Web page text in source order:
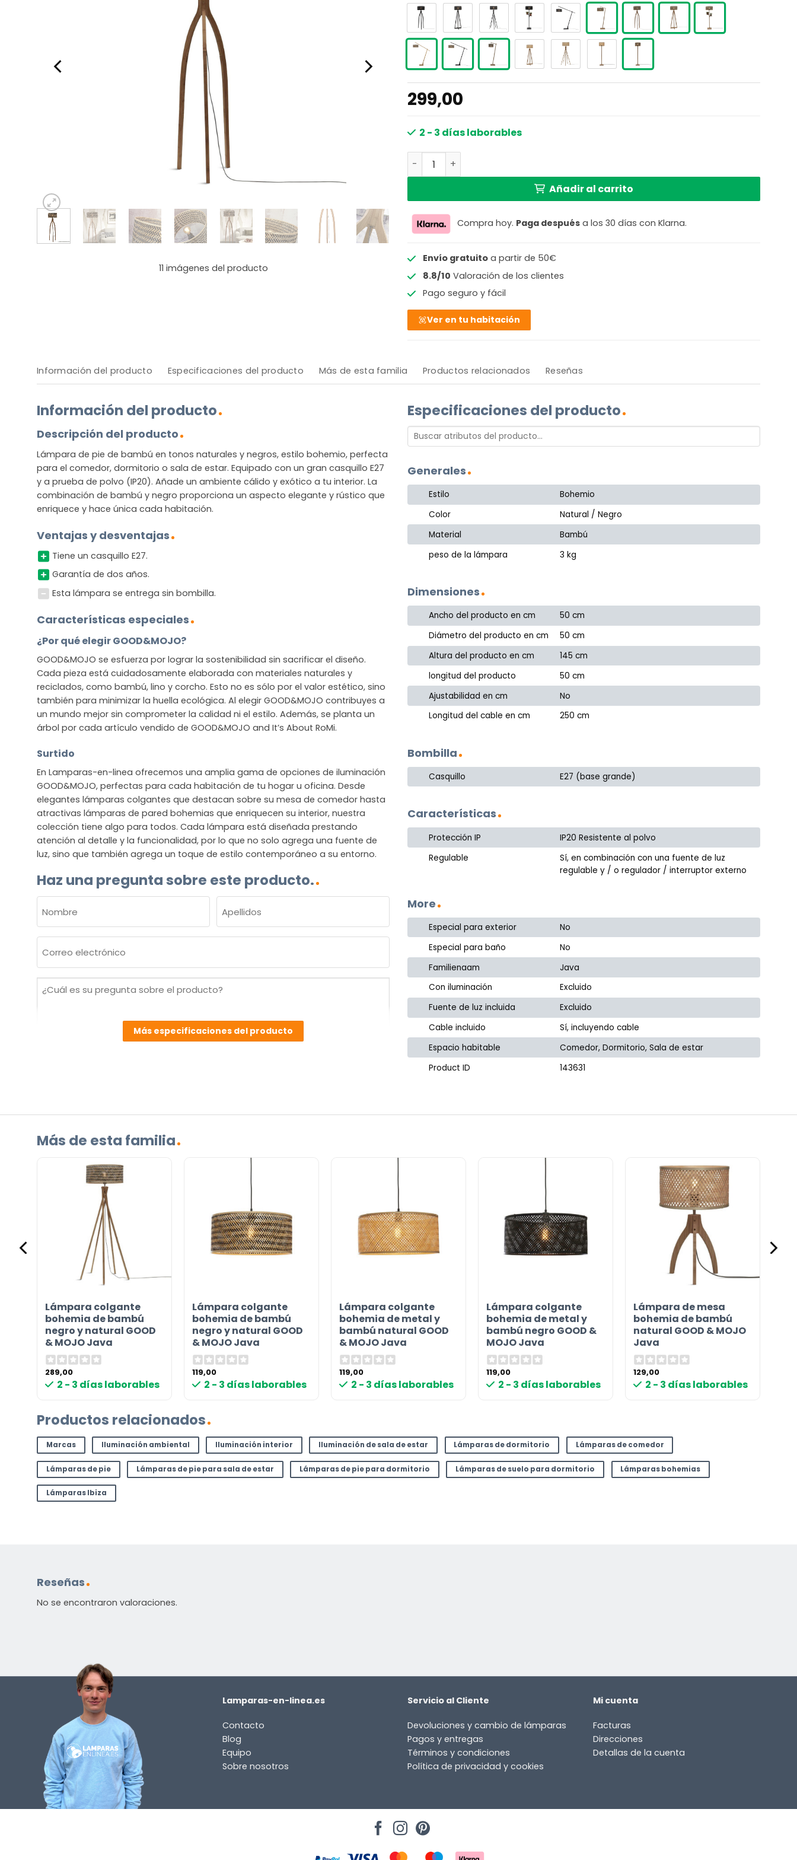
11 imágenes del producto
299,00
2 - 3 días laborables
Lámpara de pie bohemia de bambú negro y natural GOOD & MOJO Java cantidad
Añadir al carrito
Compra hoy. Paga después a los 30 días con Klarna.
Envío gratuitoa partir de 50€
8.8/10 Valoración de los clientes
Pago seguro y fácil
Ver en tu habitación
Información del producto Especificaciones del producto Más de esta familia Productos relacionados Reseñas
Información del producto
Descripción del producto
Lámpara de pie de bambú en tonos naturales y negros, estilo bohemio, perfecta
para el comedor, dormitorio o sala de estar. Equipado con un gran casquillo E27
y a prueba de polvo (IP20). Añade un ambiente cálido y exótico a tu interior. La
combinación de bambú y negro proporciona un aspecto elegante y rústico que
enriquece y hace única cada habitación.
Ventajas y desventajas
Tiene un casquillo E27.
Garantía de dos años.
Esta lámpara se entrega sin bombilla.
Características especiales
¿Por qué elegir GOOD&MOJO?
GOOD&MOJO se esfuerza por lograr la sostenibilidad sin sacrificar el diseño.
Cada pieza está cuidadosamente elaborada con materiales naturales y
reciclados, como bambú, lino y corcho. Esto no es sólo por el valor estético, sino
también para minimizar la huella ecológica. Al elegir GOOD&MOJO contribuyes a
un mundo mejor sin comprometer la calidad ni el estilo. Además, se planta un
árbol por cada artículo vendido de GOOD&MOJO and It’s About RoMi.
Surtido
En Lamparas-en-linea ofrecemos una amplia gama de opciones de iluminación
GOOD&MOJO, perfectas para cada habitación de tu hogar u oficina. Desde
elegantes lámparas colgantes que destacan sobre su mesa de comedor hasta
atractivas lámparas de pared bohemias que enriquecen su interior, nuestra
colección tiene algo para todos. Cada lámpara está diseñada prestando
atención al detalle y la funcionalidad, por lo que no solo agrega una fuente de
luz, sino que también agrega un toque de estilo contemporáneo a su entorno.
Haz una pregunta sobre este producto.
(OBLIGATORIO)
Nombre Apellidos
electrónico
¿Cuál
Incluido por defecto
Instrucciones en diferentes idiomas
Etiqueta energética
¿TIENES ALGUNA PREGUNTA?
Contáctenos. Puede comunicarse con nosotros por
correo electrónico ainfo@lamparas-en-linea.es.
Más especificaciones del producto
Especificaciones del producto
Generales
Estilo
Bohemio
Color
Natural / Negro
Material
Bambú
peso de la lámpara
3 kg
Dimensiones
Ancho del producto en cm
50 cm
Diámetro del producto en cm
50 cm
Altura del producto en cm
145 cm
longitud del producto
50 cm
Ajustabilidad en cm
No
Longitud del cable en cm
250 cm
Bombilla
Casquillo E27 (base grande)
Características
Protección IP
IP20 Resistente al polvo
Regulable
Sí, en combinación con una fuente de luz
regulable y / o regulador / interruptor externo
More
Especial para exterior
No
Especial para baño
No
Familienaam
Java
Con iluminación
Excluido
Fuente de luz incluida
Excluido
Cable incluido
Sí, incluyendo cable
Espacio habitable
Comedor, Dormitorio, Sala de estar
Product ID
143631
Más de esta familia
Lámpara colgante
bohemia de bambú
negro y natural GOOD
& MOJO Java
289,00
2 - 3 días laborables
Lámpara colgante
bohemia de bambú
negro y natural GOOD
& MOJO Java
119,00
2 - 3 días laborables
Lámpara colgante
bohemia de metal y
bambú natural GOOD
& MOJO Java
119,00
2 - 3 días laborables
Lámpara colgante
bohemia de metal y
bambú negro GOOD &
MOJO Java
119,00
2 - 3 días laborables
Lámpara de mesa
bohemia de bambú
natural GOOD & MOJO
Java
129,00
2 - 3 días laborables
Productos relacionados
Marcas Iluminación ambiental Iluminación interior Iluminación de sala de estar Lámparas de dormitorio Lámparas de comedor
Lámparas de pie Lámparas de pie para sala de estar Lámparas de pie para dormitorio Lámparas de suelo para dormitorio Lámparas bohemias
Lámparas Ibiza
Reseñas
No se encontraron valoraciones.
Lamparas-en-linea.es
Contacto
Blog
Equipo
Sobre nosotros
Servicio al Cliente
Devoluciones y cambio de lámparas
Pagos y entregas
Términos y condiciones
Política de privacidad y cookies
Mi cuenta
Facturas
Direcciones
Detallas de la cuenta